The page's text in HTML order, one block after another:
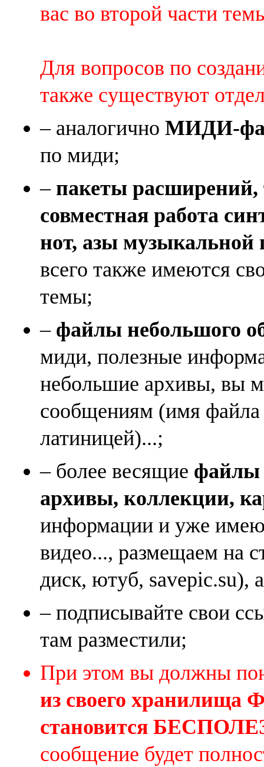
вас во второй части
Для вопросов по
также существуют
– аналогично МИДИ-
по миди;
– пакеты
совместная работа
нот, азы музыкальной
всего также имеются
темы;
– файлы небольшого
миди, полезные
небольшие архивы, вы
сообщениям (имя
латиницей)...;
– более весящие файлы
архивы, коллекции,
информации и уже
видео..., размещаем на
диск, ютуб, savepic.su),
– подписывайте свои
там разместили;
При этом вы должны
из своего
становится
сообщение будет